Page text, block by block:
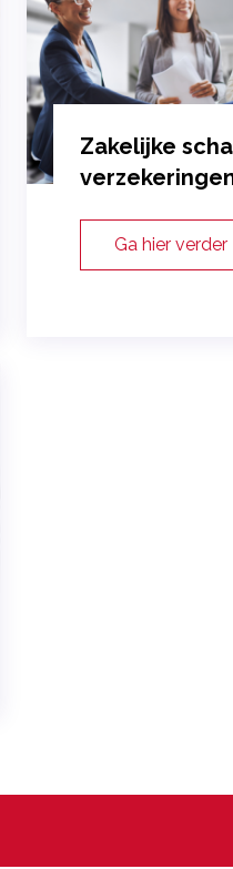
Zakelijke
Ga hier verder